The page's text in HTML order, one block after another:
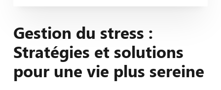
Gestion du stress :
Stratégies et solutions
pour une vie plus sereine